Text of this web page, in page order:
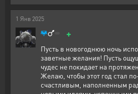
1 Янв 2025
+
Пусть в новогоднюю ночь
заветные желания! Пусть
чудес не покидает на
Желаю, чтобы этот год стал
счастливым, наполненным